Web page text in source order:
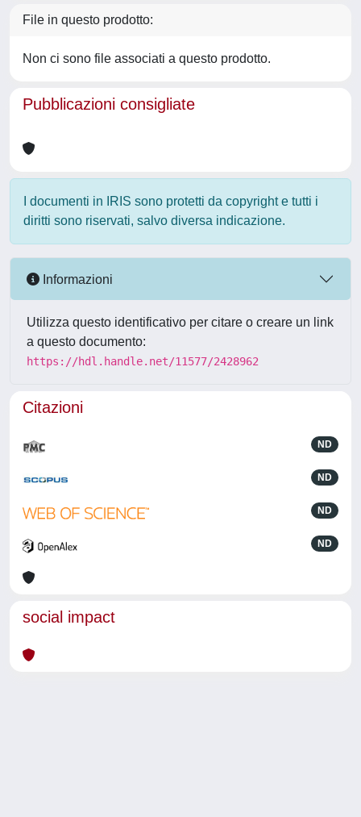
File in questo prodotto:
Non ci sono file associati a questo prodotto.
Pubblicazioni consigliate
I documenti in IRIS sono protetti da copyright e tutti i
diritti sono riservati, salvo diversa indicazione.
Informazioni
Utilizza questo identificativo per citare o creare un link
a questo documento:
https://hdl.handle.net/11577/2428962
Citazioni
ND
ND
ND
ND
social impact